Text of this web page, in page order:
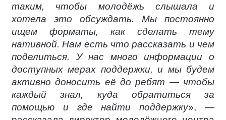
таким, чтобы молодёжь слышала и
хотела это обсуждать. Мы постоянно
ищем форматы, как сделать тему
нативной. Нам есть что рассказать и чем
поделиться. У нас много информации о
доступных мерах поддержки, и мы будем
активно доносить её до ребят — чтобы
каждый знал, куда обратиться за
помощью и где найти поддержку», —